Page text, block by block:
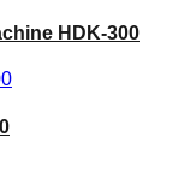
HDK-300